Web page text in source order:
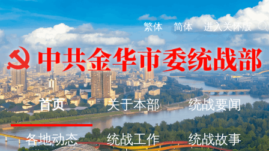
繁体 简体 进入关怀版
首页 关于本部 统战要闻
各地动态 统战工作 统战故事